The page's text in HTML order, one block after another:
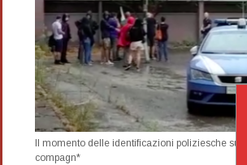
Il momento delle identificazioni poliziesche su*
compagn*